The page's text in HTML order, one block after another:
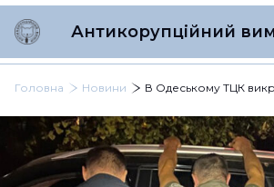
Антикорупційний
Головна Новини